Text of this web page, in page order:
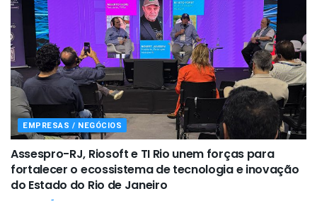
EMPRESAS / NEGÓCIOS
Assespro-RJ, Riosoft e TI Rio unem forças para
fortalecer o ecossistema de tecnologia e inovação
do Estado do Rio de Janeiro